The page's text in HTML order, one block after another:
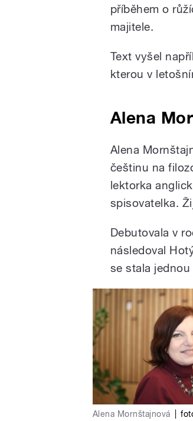
příběhem o
majitele.
Text vyšel
kterou v
Alena
Alena
češtinu na
lektorka
spisovatelka.
Debutovala v
následoval
se stala
Alena Mornštajnová